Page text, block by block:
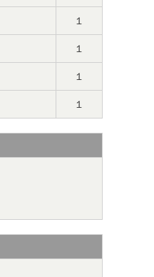
１
１
１
１